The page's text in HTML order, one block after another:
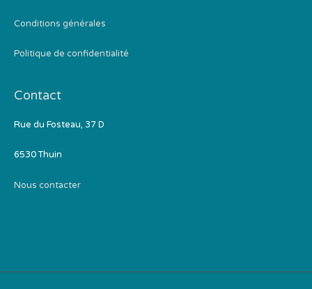
Conditions générales
Politique de confidentialité
Contact
Rue du Fosteau, 37 D
6530 Thuin
Nous contacter